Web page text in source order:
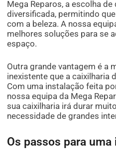
Mega Reparos, a escolha
diversificada, permitindo
com a beleza. A nossa
melhores soluções para se
espaço.
Outra grande vantagem é a
inexistente que a caixilharia
Com uma instalação feita
nossa equipa da Mega
sua caixilharia irá durar
necessidade de grandes
Os passos para